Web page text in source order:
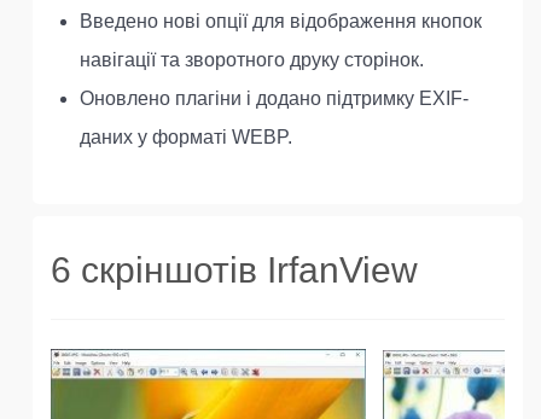
Введено нові опції для відображення кнопок
навігації та зворотного друку сторінок.
Оновлено плагіни і додано підтримку EXIF-
даних у форматі WEBP.
6 скріншотів IrfanView